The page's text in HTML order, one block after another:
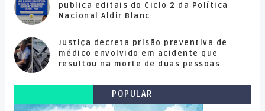
publica editais do Ciclo 2 da Política
Nacional Aldir Blanc
Justiça decreta prisão preventiva de
médico envolvido em acidente que
resultou na morte de duas pessoas
POPULAR